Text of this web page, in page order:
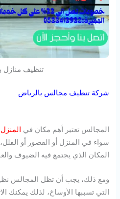
تنظيف منازل
شركة تنظيف مجالس بالرياض
المجالس تعتبر أهم مكان في المنزل
سواء في المنزل أو القصور أو
المكان الذي يجتمع فيه الضيوف
ومع ذلك، يجب أن تظل المجالس
التي تسببها الأوساخ، لذلك يمكنك